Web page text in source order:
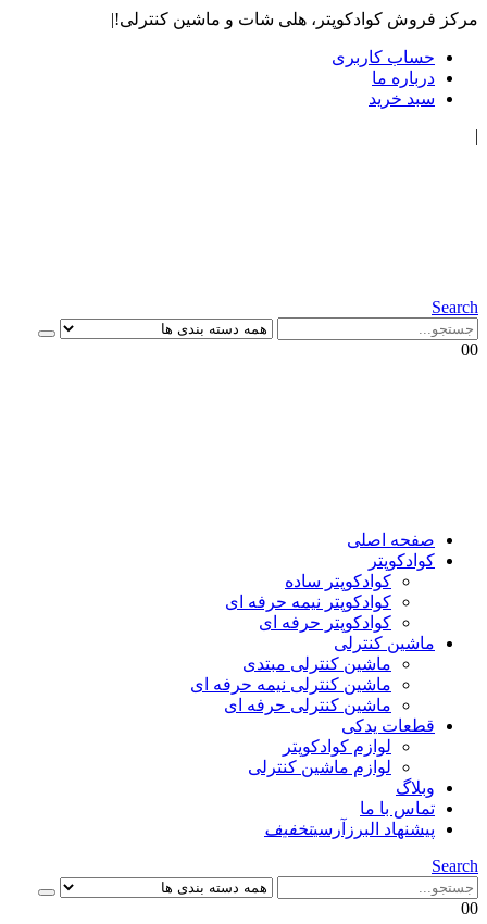
مرکز فروش کوادکوپتر، هلی شات و ماشین کنترلی!|
حساب کاربری
درباره ما
سبد خرید
|
Search
00
صفحه اصلی
کوادکوپتر
کوادکوپتر ساده
کوادکوپتر نیمه حرفه ای
کوادکوپتر حرفه ای
ماشین کنترلی
ماشین کنترلی مبتدی
ماشین کنترلی نیمه حرفه ای
ماشین کنترلی حرفه ای
قطعات یدکی
لوازم کوادکوپتر
لوازم ماشین کنترلی
وبلاگ
تماس با ما
پیشنهاد البرزآرسیتخفیف
Search
00